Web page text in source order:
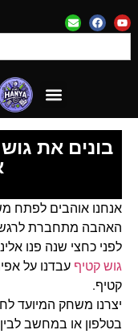
בונים את
אנחנו אוהבים לפתח
האהבה מתחברת לרגשות
לפני כחצי שנה פנו
גוש קטיףעבדנו על
קטיף.
יצרנו משחק המיועד
בטלפון או במחשב